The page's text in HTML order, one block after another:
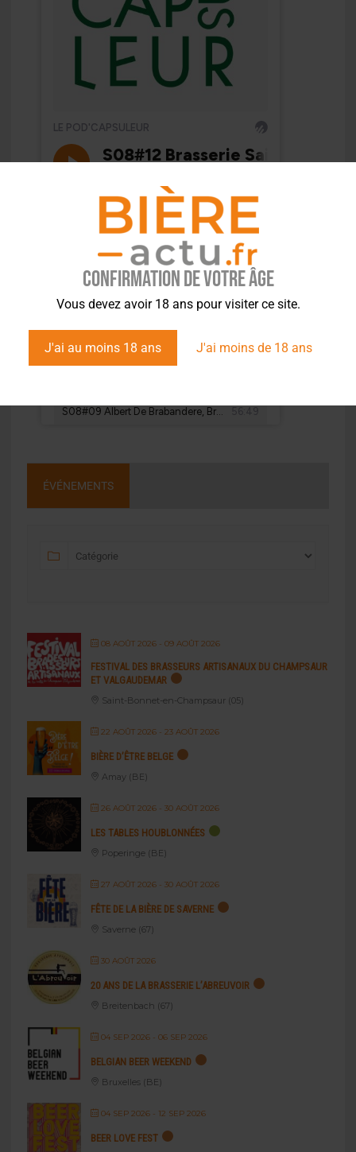
Confirmation de votre âge
Vous devez avoir 18 ans pour visiter ce site.
J'ai au moins 18 ans J'ai moins de 18 ans
ÉVÉNEMENTS
08 AOÛT 2026- 09 AOÛT 2026
FESTIVAL DES BRASSEURS ARTISANAUX DU CHAMPSAUR
ET VALGAUDEMAR
Saint-Bonnet-en-Champsaur (05)
22 AOÛT 2026- 23 AOÛT 2026
BIÈRE D’ÊTRE BELGE
Amay (BE)
26 AOÛT 2026- 30 AOÛT 2026
LES TABLES HOUBLONNÉES
Poperinge (BE)
27 AOÛT 2026- 30 AOÛT 2026
FÊTE DE LA BIÈRE DE SAVERNE
Saverne (67)
30 AOÛT 2026
20 ANS DE LA BRASSERIE L’ABREUVOIR
Breitenbach (67)
04 SEP 2026- 06 SEP 2026
BELGIAN BEER WEEKEND
Bruxelles (BE)
04 SEP 2026- 12 SEP 2026
BEER LOVE FEST